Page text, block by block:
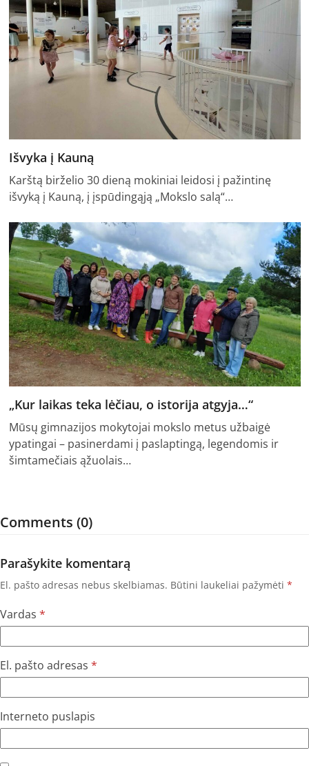
Išvyka į Kauną
Karštą birželio 30 dieną mokiniai leidosi į pažintinę
išvyką į Kauną, į įspūdingąją „Mokslo salą“…
„Kur laikas teka lėčiau, o istorija atgyja…“
Mūsų gimnazijos mokytojai mokslo metus užbaigė
ypatingai – pasinerdami į paslaptingą, legendomis ir
šimtamečiais ąžuolais…
Comments (0)
Parašykite komentarą
El. pašto adresas nebus skelbiamas. Būtini laukeliai pažymėti *
Vardas *
El. pašto adresas *
Interneto puslapis